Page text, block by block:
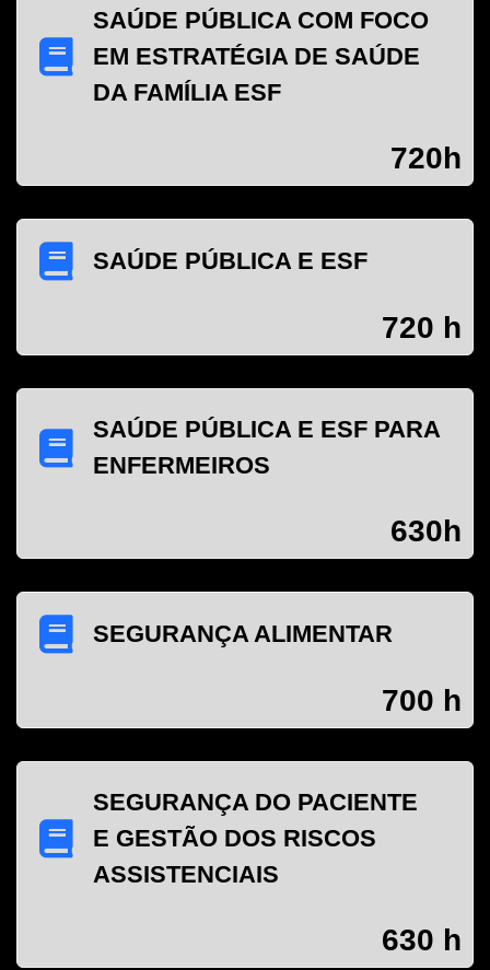
SAÚDE PÚBLICA COM FOCO
EM ESTRATÉGIA DE SAÚDE
DA FAMÍLIA ESF
720h
SAÚDE PÚBLICA E ESF
720 h
SAÚDE PÚBLICA E ESF PARA
ENFERMEIROS
630h
SEGURANÇA ALIMENTAR
700 h
SEGURANÇA DO PACIENTE
E GESTÃO DOS RISCOS
ASSISTENCIAIS
630 h